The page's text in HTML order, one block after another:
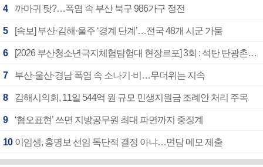
4 까마귀 탓?…폭염 속 부산 북구 986가구 정전
5 [속보] 부산·김해·울주 ‘경계 단계’…전국 48개 시군 가뭄
6 [2026 부산청소년극지체험탐험대 현장르포] 3회 : 석탄 탄광촌에서 북극 연구의 중심지로
7 부산·울산·경남 폭염 속 소나기·비…무더위는 지속
8 김해시의회, 11일 544억 원 규모 민생지원금 조례안 처리 주목
9 ‘혐오표현’ 쓰면 지방공무원 최대 파면까지 중징계
10 이임생, 홍명보 선임 독단적 결정 아냐…면담 메모 제출